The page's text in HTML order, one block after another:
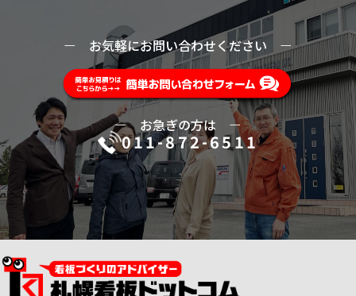
ー お気軽にお問い合わせください ー
ーお急ぎの方は ー
011-872-6511